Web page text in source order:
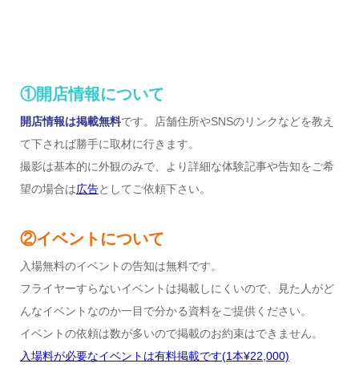
①開店情報について
開店情報は掲載無料です。店舗住所やSNSのリンクなどを教え
て下されば勝手に取材に行きます。
撮影は基本的に外観のみで、より詳細な体験記事や告知をご希
望の場合は広告としてご依頼下さい。
②イベントについて
入場無料のイベントの告知は無料です。
フライヤーすらないイベントは掲載しにくいので、見た人がど
んなイベントなのか一目で分かる資料をご提供ください。
イベントの依頼は数が多いので掲載のお約束はできません。
入場料が必要なイベントは有料掲載です(1本¥22,000)